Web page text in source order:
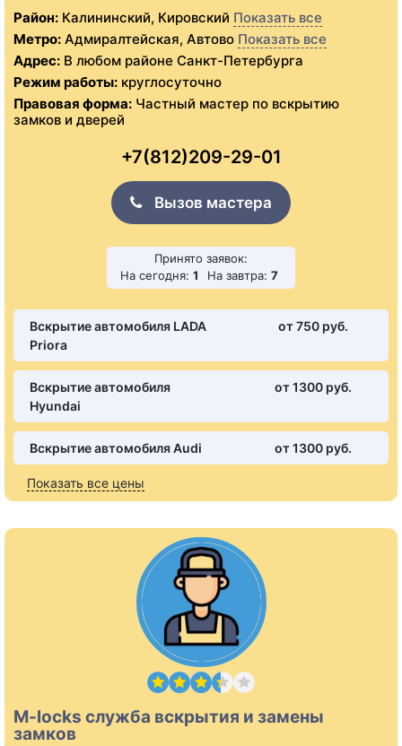
Район: Калининский, Кировский Показать все
Метро: Адмиралтейская, Автово Показать все
Адрес: В любом районе Санкт-Петербурга
Режим работы: круглосуточно
Правовая форма: Частный мастер по вскрытию
замков и дверей
+7(812)209-29-01
Вызов мастера
Принято заявок:
На сегодня: 1 На завтра: 7
Вскрытие автомобиля LADA
Priora
от 750 pуб.
Вскрытие автомобиля
Hyundai
от 1300 pуб.
Вскрытие автомобиля Audi от 1300 pуб.
Показать все цены
M-locks служба вскрытия и замены
замков